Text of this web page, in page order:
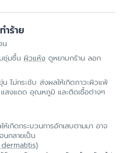
ำร้าย
น
ชุ่มชื้น ผิวแห้ง ดูหยาบกร้าน ลอก
ไม่กระชับ ส่งผลให้เกิดภาวะผิวแพ้
สงแดด อุณหภูมิ และติดเชื้อต่างๆ
เกิดกระบวนการอักเสบตามมา อาจ
กลายเป็น